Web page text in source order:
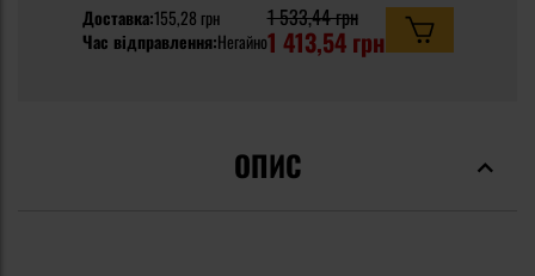
Доставка:155,28 грн
Час відправлення:Негайно
1 533,44 грн
1 413,54 грн
ОПИС